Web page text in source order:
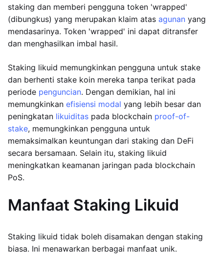
staking dan memberi pengguna token 'wrapped'
(dibungkus) yang merupakan klaim atas agunan yang
mendasarinya. Token 'wrapped' ini dapat ditransfer
dan menghasilkan imbal hasil.
Staking likuid memungkinkan pengguna untuk stake
dan berhenti stake koin mereka tanpa terikat pada
periode penguncian. Dengan demikian, hal ini
memungkinkan efisiensi modal yang lebih besar dan
peningkatan likuiditas pada blockchain proof-of-
stake, memungkinkan pengguna untuk
memaksimalkan keuntungan dari staking dan DeFi
secara bersamaan. Selain itu, staking likuid
meningkatkan keamanan jaringan pada blockchain
PoS.
Manfaat Staking Likuid
Staking likuid tidak boleh disamakan dengan staking
biasa. Ini menawarkan berbagai manfaat unik.